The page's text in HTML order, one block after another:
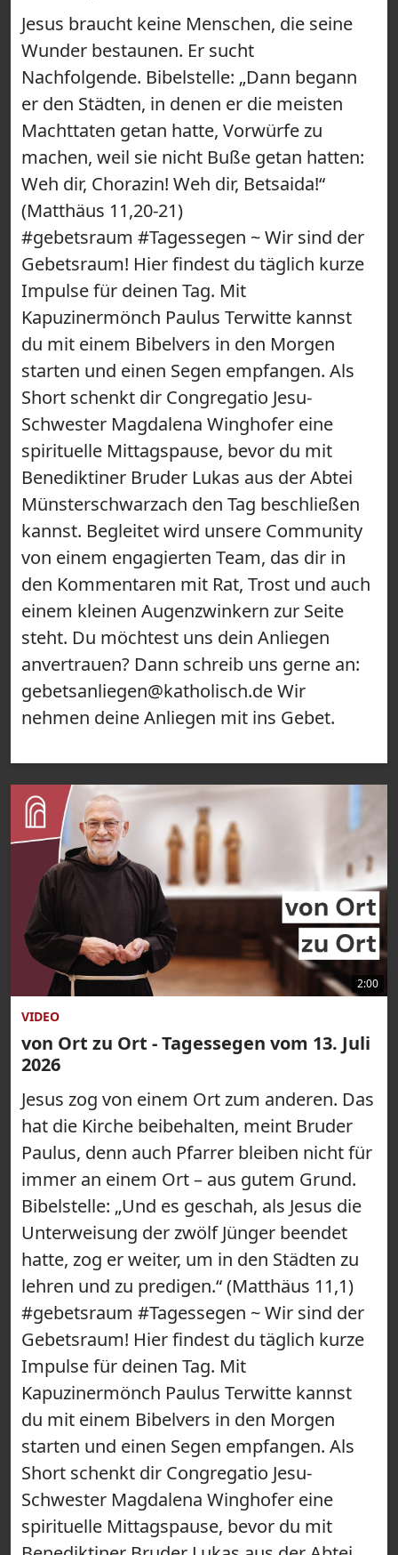
Jesus braucht keine Menschen, die seine
Wunder bestaunen. Er sucht
Nachfolgende. Bibelstelle: „Dann begann
er den Städten, in denen er die meisten
Machttaten getan hatte, Vorwürfe zu
machen, weil sie nicht Buße getan hatten:
Weh dir, Chorazin! Weh dir, Betsaida!“
(Matthäus 11,20-21)
#gebetsraum #Tagessegen ~ Wir sind der
Gebetsraum! Hier findest du täglich kurze
Impulse für deinen Tag. Mit
Kapuzinermönch Paulus Terwitte kannst
du mit einem Bibelvers in den Morgen
starten und einen Segen empfangen. Als
Short schenkt dir Congregatio Jesu-
Schwester Magdalena Winghofer eine
spirituelle Mittagspause, bevor du mit
Benediktiner Bruder Lukas aus der Abtei
Münsterschwarzach den Tag beschließen
kannst. Begleitet wird unsere Community
von einem engagierten Team, das dir in
den Kommentaren mit Rat, Trost und auch
einem kleinen Augenzwinkern zur Seite
steht. Du möchtest uns dein Anliegen
anvertrauen? Dann schreib uns gerne an:
gebetsanliegen@katholisch.de Wir
nehmen deine Anliegen mit ins Gebet.
2:00
VIDEO
von Ort zu Ort - Tagessegen vom 13. Juli
2026
Jesus zog von einem Ort zum anderen. Das
hat die Kirche beibehalten, meint Bruder
Paulus, denn auch Pfarrer bleiben nicht für
immer an einem Ort – aus gutem Grund.
Bibelstelle: „Und es geschah, als Jesus die
Unterweisung der zwölf Jünger beendet
hatte, zog er weiter, um in den Städten zu
lehren und zu predigen.“ (Matthäus 11,1)
#gebetsraum #Tagessegen ~ Wir sind der
Gebetsraum! Hier findest du täglich kurze
Impulse für deinen Tag. Mit
Kapuzinermönch Paulus Terwitte kannst
du mit einem Bibelvers in den Morgen
starten und einen Segen empfangen. Als
Short schenkt dir Congregatio Jesu-
Schwester Magdalena Winghofer eine
spirituelle Mittagspause, bevor du mit